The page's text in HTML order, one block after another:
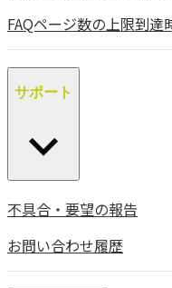
FAQページ数の上限到達
サポート
不具合・要望の報告
お問い合わせ履歴